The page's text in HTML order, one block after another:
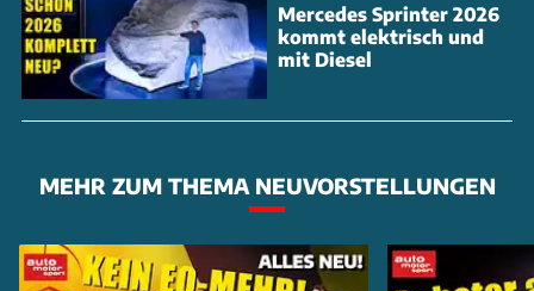
Mercedes Sprinter 2026
kommt elektrisch und
mit Diesel
MEHR ZUM THEMA NEUVORSTELLUNGEN